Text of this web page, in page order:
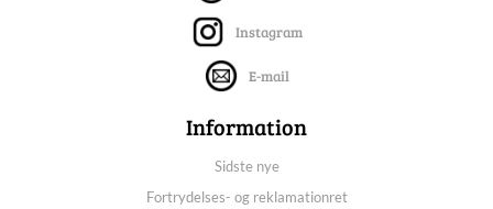
Instagram
E-mail
Information
Sidste nye
Fortrydelses- og reklamationret